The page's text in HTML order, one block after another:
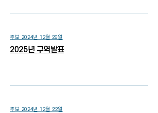
주보 2024년 12월 29일
2025년 구역발표
주보 2024년 12월 22일